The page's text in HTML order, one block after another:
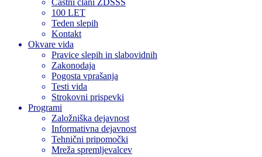
Častni člani ZDSSS
100 LET
Teden slepih
Kontakt
Okvare vida
Pravice slepih in slabovidnih
Zakonodaja
Pogosta vprašanja
Testi vida
Strokovni prispevki
Programi
Založniška dejavnost
Informativna dejavnost
Tehnični pripomočki
Mreža spremljevalcev